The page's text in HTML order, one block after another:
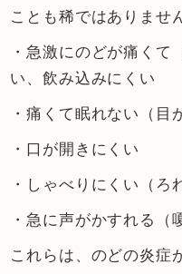
ことも稀ではありませ
・急激にのどが痛くて
い、飲み込みにくい
・痛くて眠れない（目
・口が開きにくい
・しゃべりにくい（ろ
・急に声がかすれる（
これらは、のどの炎症